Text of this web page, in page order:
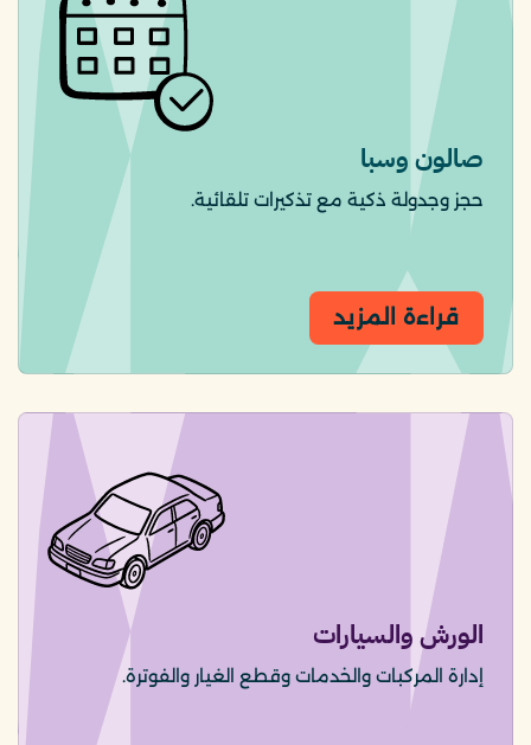
صالون وسبا
حجز وجدولة ذكية مع تذكيرات تلقائية.
قراءة المزيد
الورش والسيارات
إدارة المركبات والخدمات وقطع الغيار والفوترة.